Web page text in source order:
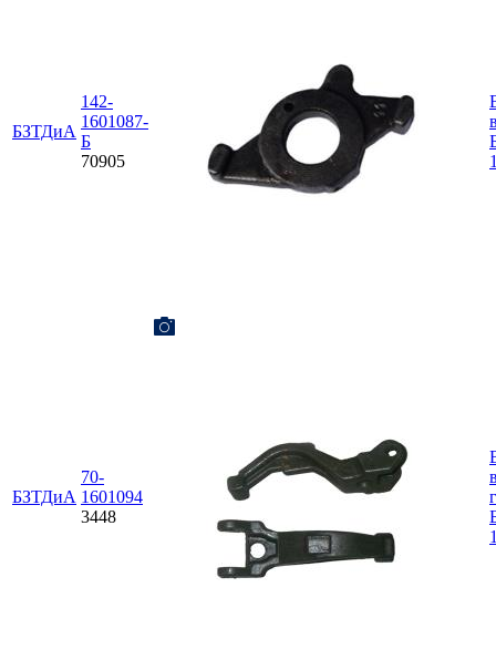
БЗТДиА
142-
1601087-
Б
70905
БЗТДиА
70-
1601094
3448